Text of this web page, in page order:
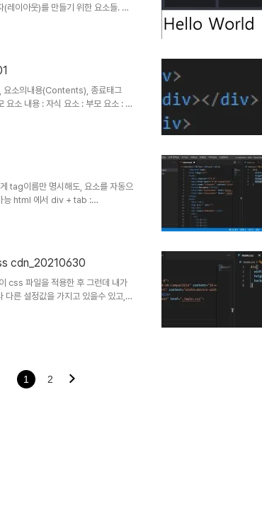
이아웃)를 만들기 위한 요소들. 태
내지 않는, 콘텐츠 영역을 설정하는
성) : style의 padding (요소의 내
요소의내용(Contents), 종료태그
소 내용 : 자식 요소 : 부모 요소 : 들
으로 정리 들여쓰기(Indent) : Tab
되도록 슬래쉬를 붙이도록 연습
tag이름만 명시해도, 요소를 자동으
능 html 에서 div + tab :
1 2 3 4 이하생략... css 에서
cdn_20210630
css 파일을 적용한 후 그런데 내가
른 설정값을 가지고 있을수 있고,
다른 화면을 보여주게 될 수도 있다.
설정부분에서..
1 2